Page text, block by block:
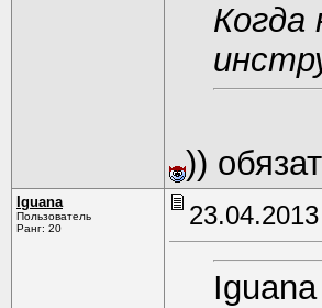
Когда
))
Iguana
Пользователь
Ранг: 20